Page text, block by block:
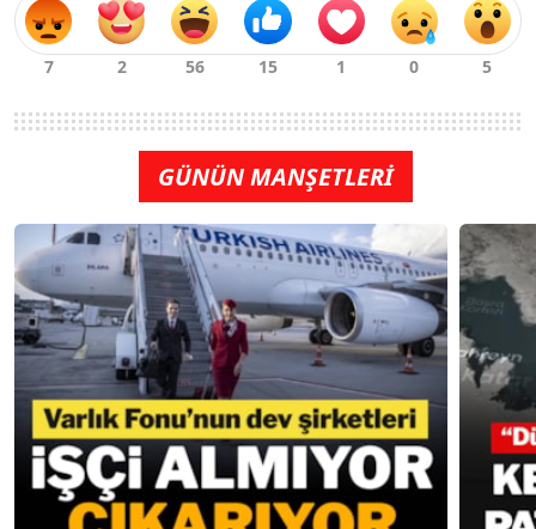
GÜNÜN MANŞETLERİ